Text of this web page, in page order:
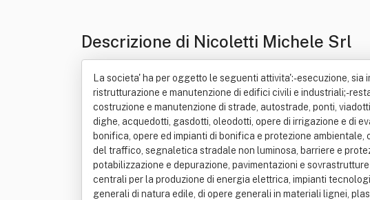
Descrizione di Nicoletti Michele Srl
La societa' ha per oggetto le seguenti attivita':- esecuzione,
ristrutturazione e manutenzione di edifici civili e industriali;-
costruzione e manutenzione di strade, autostrade, ponti,
dighe, acquedotti, gasdotti, oleodotti, opere di irrigazione e di
bonifica, opere ed impianti di bonifica e protezione
del traffico, segnaletica stradale non luminosa, barriere e
potabilizzazione e depurazione, pavimentazioni e
centrali per la produzione di energia elettrica, impianti
generali di natura edile, di opere generali in materiali lignei,